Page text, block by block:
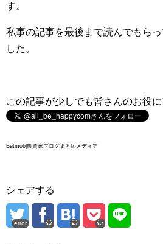
す。
私事の記事を最後まで読んでもら
した。
この記事が少しでも皆さんのお役に
Betmob|投資家ブログまとめメディア
シェアする
error